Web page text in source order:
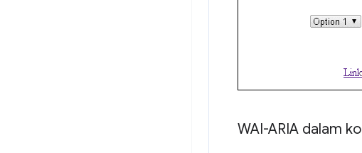
WAI-ARIA dalam